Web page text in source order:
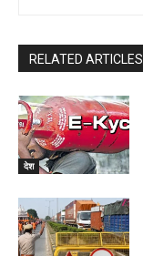
RELATED ARTICLES
देश